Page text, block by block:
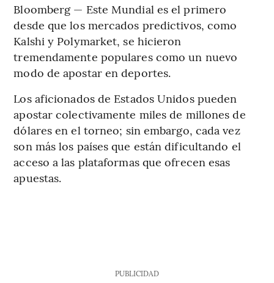
Bloomberg — Este Mundial es el primero
desde que los mercados predictivos, como
Kalshi y Polymarket, se hicieron
tremendamente populares como un nuevo
modo de apostar en deportes.
Los aficionados de Estados Unidos pueden
apostar colectivamente miles de millones de
dólares en el torneo; sin embargo, cada vez
son más los países que están dificultando el
acceso a las plataformas que ofrecen esas
apuestas.
PUBLICIDAD